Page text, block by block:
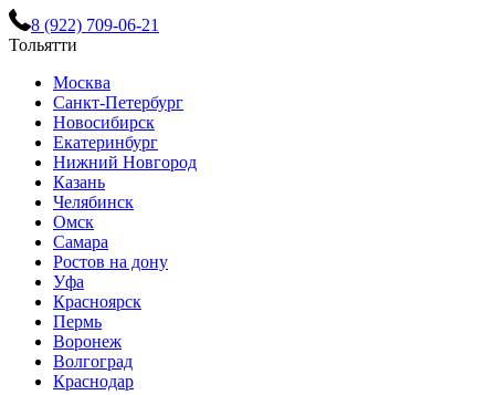
8 (922) 709-06-21
Тольятти
Москва
Санкт-Петербург
Новосибирск
Екатеринбург
Нижний Новгород
Казань
Челябинск
Омск
Самара
Ростов на дону
Уфа
Красноярск
Пермь
Воронеж
Волгоград
Краснодар